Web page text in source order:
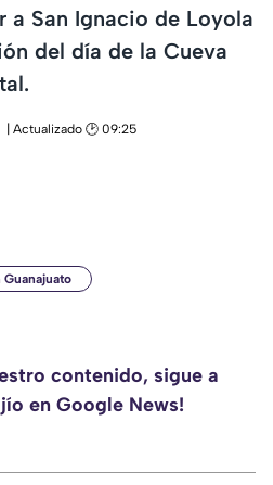
San Ignacio de Loyola
del día de la Cueva
| Actualizado 🕑 09:25
contenido, sigue a
en Google News!